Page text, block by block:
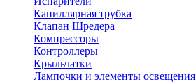
Капиллярная трубка
Клапан Шредера
Компрессоры
Контроллеры
Крыльчатки
Лампочки и элементы освещения